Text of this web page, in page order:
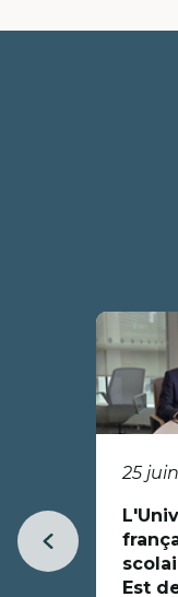
25
Est
Item
précédent